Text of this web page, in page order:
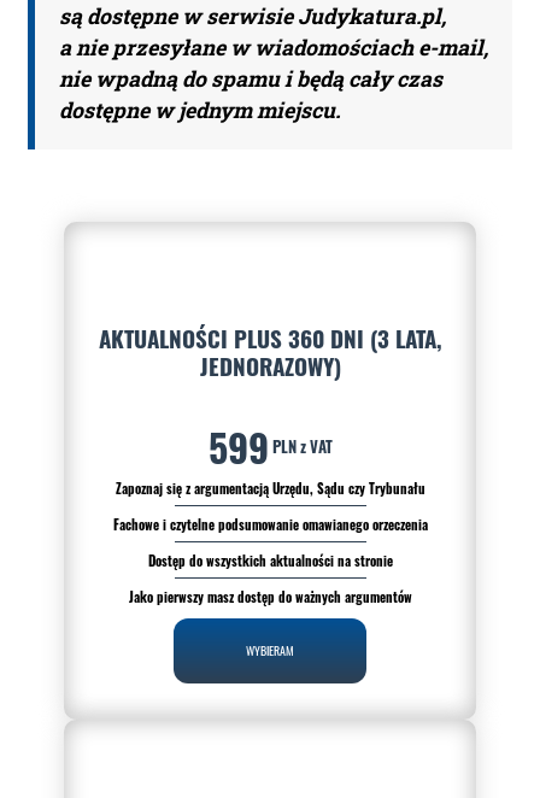
są dostępne w serwisie Judykatura.pl,
a nie przesyłane w wiadomościach e-mail,
nie wpadną do spamu i będą cały czas
dostępne w jednym miejscu.
AKTUALNOŚCI PLUS 360 DNI (3 LATA,
JEDNORAZOWY)
599 PLN z VAT
Zapoznaj się z argumentacją Urzędu, Sądu czy Trybunału
Fachowe i czytelne podsumowanie omawianego orzeczenia
Dostęp do wszystkich aktualności na stronie
Jako pierwszy masz dostęp do ważnych argumentów
WYBIERAM